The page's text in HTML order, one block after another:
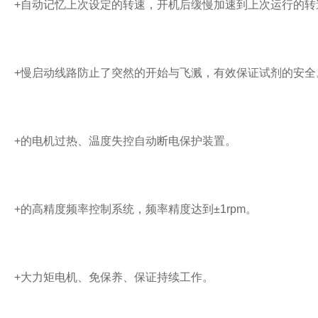
+自动记忆上次设定的转速，开机后缓慢加速到上次运行的
+慢启动线路防止了突然的开始与飞溅，有效保证试剂的安全
+的电机过热、温度失控自动断电保护装置。
+的高精度频率控制系统，频率精度达到±1rpm。
+大力矩电机、免保养、保证持续工作。